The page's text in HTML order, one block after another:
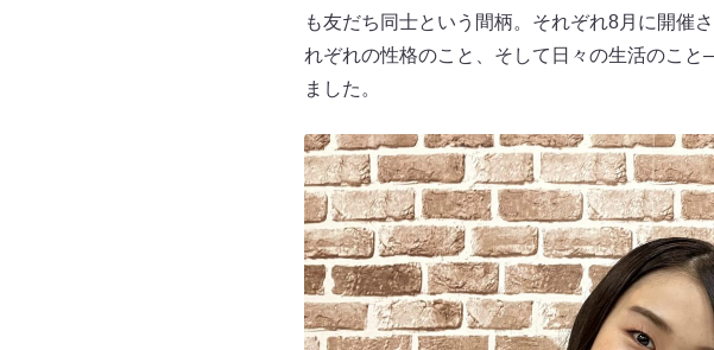
も友だち同士という間柄。それぞれ8月に開催
れぞれの性格のこと、そして日々の生活のこ
ました。